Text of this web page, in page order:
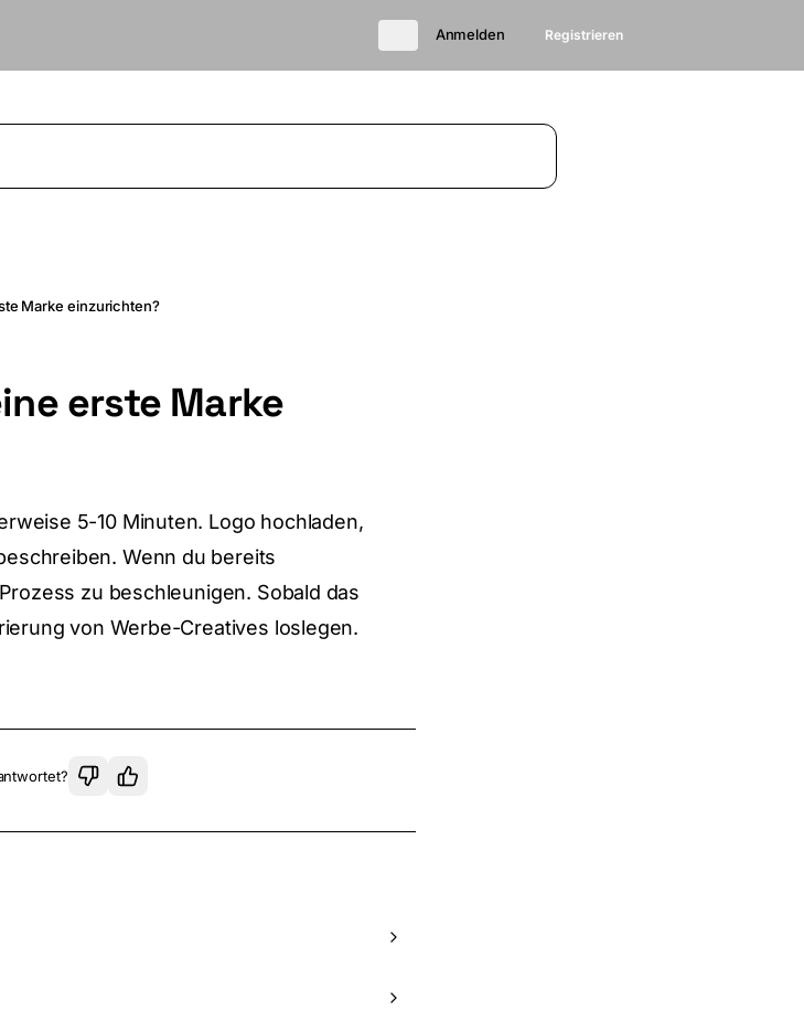
Anmelden Registrieren
Marke einzurichten?
erste Marke
5-10 Minuten. Logo hochladen,
Wenn du bereits
zu beschleunigen. Sobald das
von Werbe-Creatives loslegen.